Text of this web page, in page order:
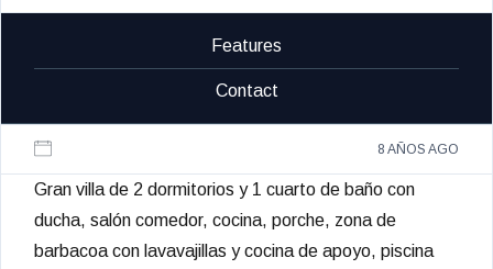
Features
Contact
8 AÑOS AGO
Gran villa de 2 dormitorios y 1 cuarto de baño con
ducha, salón comedor, cocina, porche, zona de
barbacoa con lavavajillas y cocina de apoyo, piscina